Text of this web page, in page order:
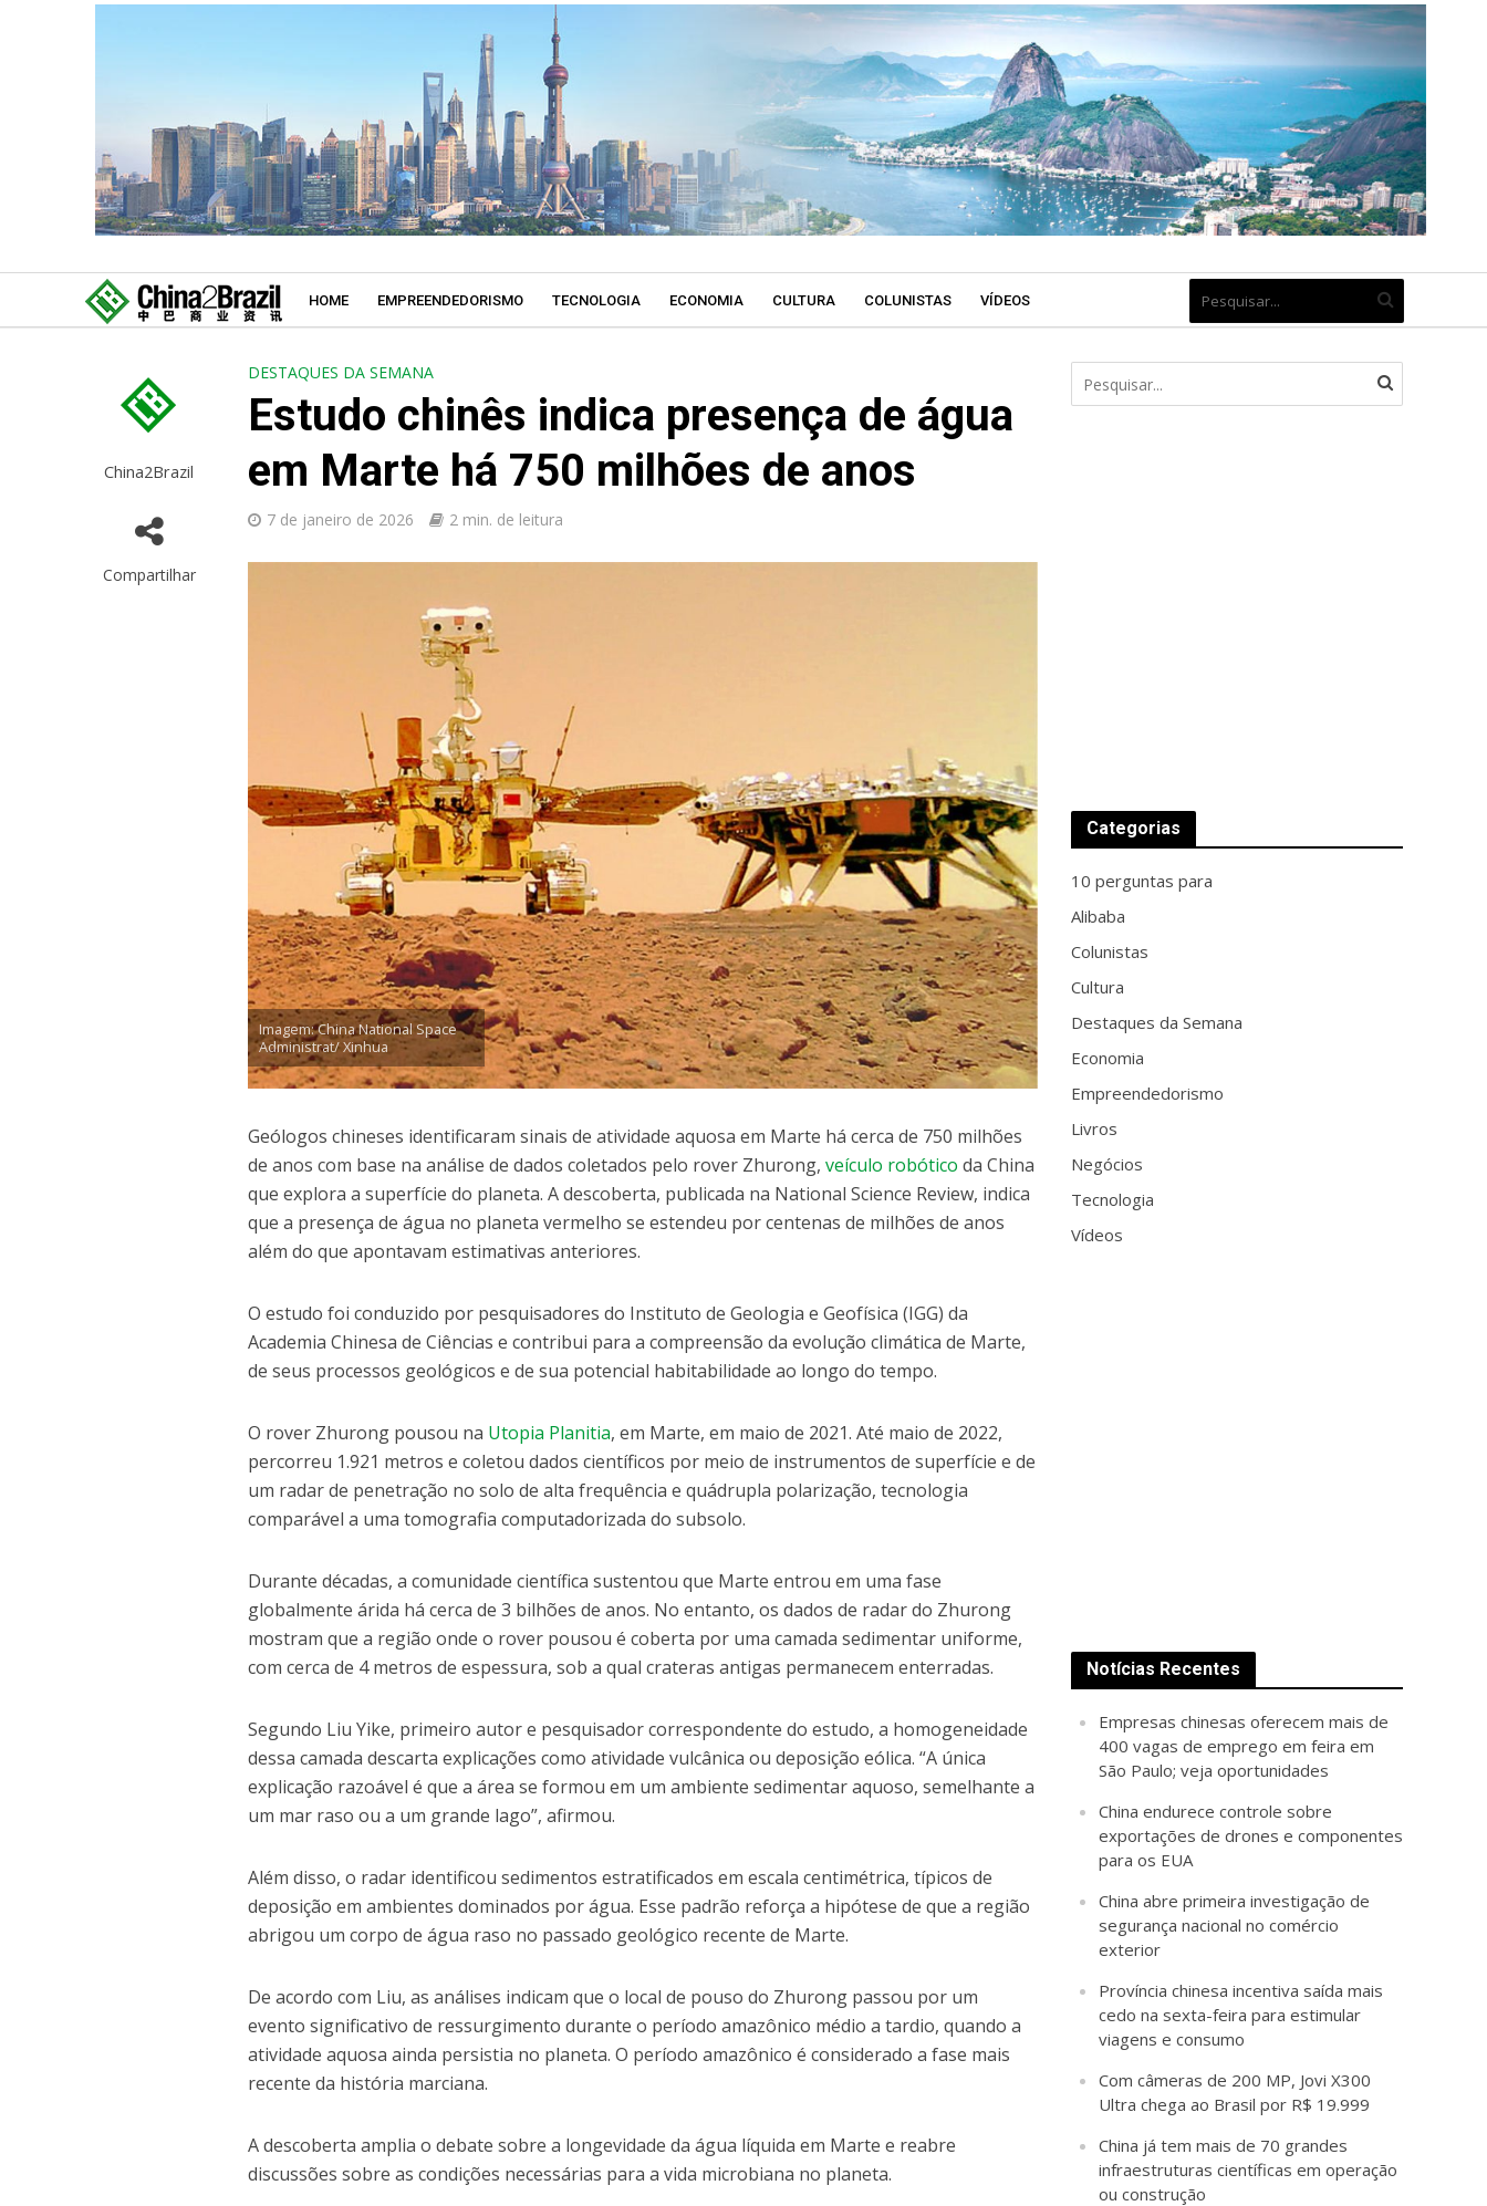
HOME EMPREENDEDORISMO TECNOLOGIA ECONOMIA CULTURA COLUNISTAS VÍDEOS
China2Brazil
Compartilhar
DESTAQUES DA SEMANA
Estudo chinês indica presença de água
em Marte há 750 milhões de anos
7 de janeiro de 2026 2 min. de leitura
Imagem: China National Space
Administrat/ Xinhua
Geólogos chineses identificaram sinais de atividade aquosa em Marte há cerca de 750 milhões
de anos com base na análise de dados coletados pelo rover Zhurong,veículo robótico da China
que explora a superfície do planeta. A descoberta, publicada na National Science Review, indica
que a presença de água no planeta vermelho se estendeu por centenas de milhões de anos
além do que apontavam estimativas anteriores.
O estudo foi conduzido por pesquisadores do Instituto de Geologia e Geofísica (IGG) da
Academia Chinesa de Ciências e contribui para a compreensão da evolução climática de Marte,
de seus processos geológicos e de sua potencial habitabilidade ao longo do tempo.
O rover Zhurong pousou na Utopia Planitia, em Marte, em maio de 2021. Até maio de 2022,
percorreu 1.921 metros e coletou dados científicos por meio de instrumentos de superfície e de
um radar de penetração no solo de alta frequência e quádrupla polarização, tecnologia
comparável a uma tomografia computadorizada do subsolo.
Durante décadas, a comunidade científica sustentou que Marte entrou em uma fase
globalmente árida há cerca de 3 bilhões de anos. No entanto, os dados de radar do Zhurong
mostram que a região onde o rover pousou é coberta por uma camada sedimentar uniforme,
com cerca de 4 metros de espessura, sob a qual crateras antigas permanecem enterradas.
Segundo Liu Yike, primeiro autor e pesquisador correspondente do estudo, a homogeneidade
dessa camada descarta explicações como atividade vulcânica ou deposição eólica. “A única
explicação razoável é que a área se formou em um ambiente sedimentar aquoso, semelhante a
um mar raso ou a um grande lago”, afirmou.
Além disso, o radar identificou sedimentos estratificados em escala centimétrica, típicos de
deposição em ambientes dominados por água. Esse padrão reforça a hipótese de que a região
abrigou um corpo de água raso no passado geológico recente de Marte.
De acordo com Liu, as análises indicam que o local de pouso do Zhurong passou por um
evento significativo de ressurgimento durante o período amazônico médio a tardio, quando a
atividade aquosa ainda persistia no planeta. O período amazônico é considerado a fase mais
recente da história marciana.
A descoberta amplia o debate sobre a longevidade da água líquida em Marte e reabre
discussões sobre as condições necessárias para a vida microbiana no planeta.
Categorias
10 perguntas para
Alibaba
Colunistas
Cultura
Destaques da Semana
Economia
Empreendedorismo
Livros
Negócios
Tecnologia
Vídeos
Notícias Recentes
Empresas chinesas oferecem mais de
400 vagas de emprego em feira em
São Paulo; veja oportunidades
China endurece controle sobre
exportações de drones e componentes
para os EUA
China abre primeira investigação de
segurança nacional no comércio
exterior
Província chinesa incentiva saída mais
cedo na sexta-feira para estimular
viagens e consumo
Com câmeras de 200 MP, Jovi X300
Ultra chega ao Brasil por R$ 19.999
China já tem mais de 70 grandes
infraestruturas científicas em operação
ou construção